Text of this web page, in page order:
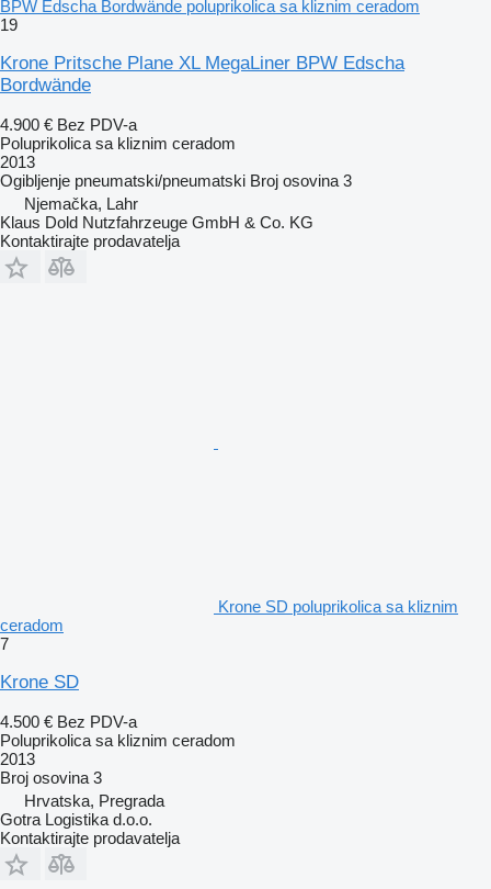
BPW Edscha Bordwände poluprikolica sa kliznim ceradom
19
Krone Pritsche Plane XL MegaLiner BPW Edscha
Bordwände
4.900 € Bez PDV-a
Poluprikolica sa kliznim ceradom
2013
Ogibljenje pneumatski/pneumatski Broj osovina 3
Njemačka, Lahr
Klaus Dold Nutzfahrzeuge GmbH & Co. KG
Kontaktirajte prodavatelja
Krone SD poluprikolica sa kliznim
ceradom
7
Krone SD
4.500 € Bez PDV-a
Poluprikolica sa kliznim ceradom
2013
Broj osovina 3
Hrvatska, Pregrada
Gotra Logistika d.o.o.
Kontaktirajte prodavatelja